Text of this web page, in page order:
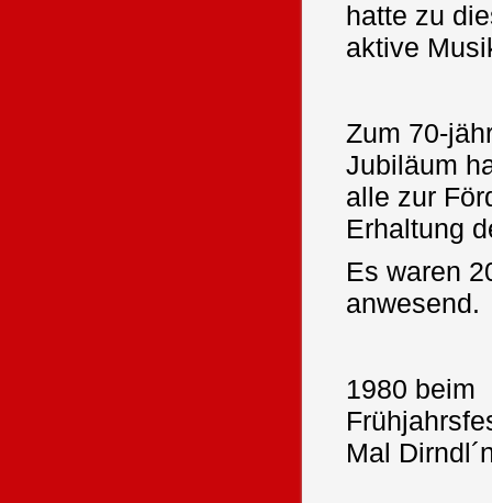
hatte zu
aktive
Zum 70-
Jubiläum
alle zur
Erhaltung
Es waren
anwesend.
1980 beim
Mal